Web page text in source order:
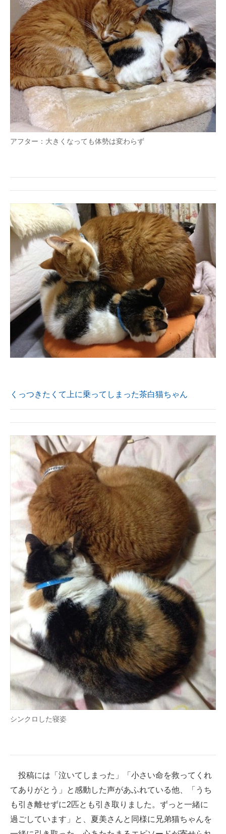
アフター：大きくなっても体勢は変わらず
くっつきたくて上に乗ってしまった茶白猫ちゃん
シンクロした寝姿
投稿には「泣いてしまった」「小さい命を救ってくれ
てありがとう」と感動した声があふれている他、「うち
も引き離せずに2匹とも引き取りました。ずっと一緒に
過ごしています」と、夏美さんと同様に兄弟猫ちゃんを